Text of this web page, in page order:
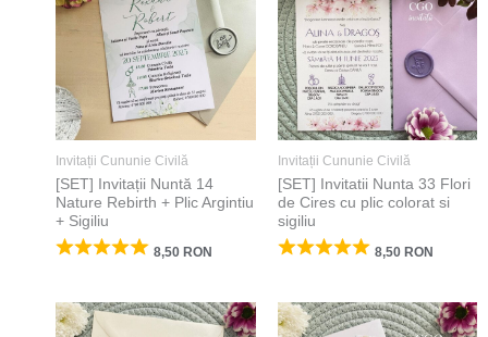
Invitații Cununie Civilă
[SET] Invitații Nuntă 14
Nature Rebirth + Plic Argintiu
+ Sigiliu
8,50 RON
Invitații Cununie Civilă
[SET] Invitatii Nunta 33 Flori
de Cires cu plic colorat si
sigiliu
8,50 RON